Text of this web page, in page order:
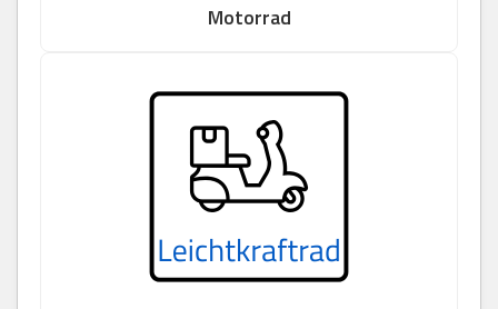
Motorrad